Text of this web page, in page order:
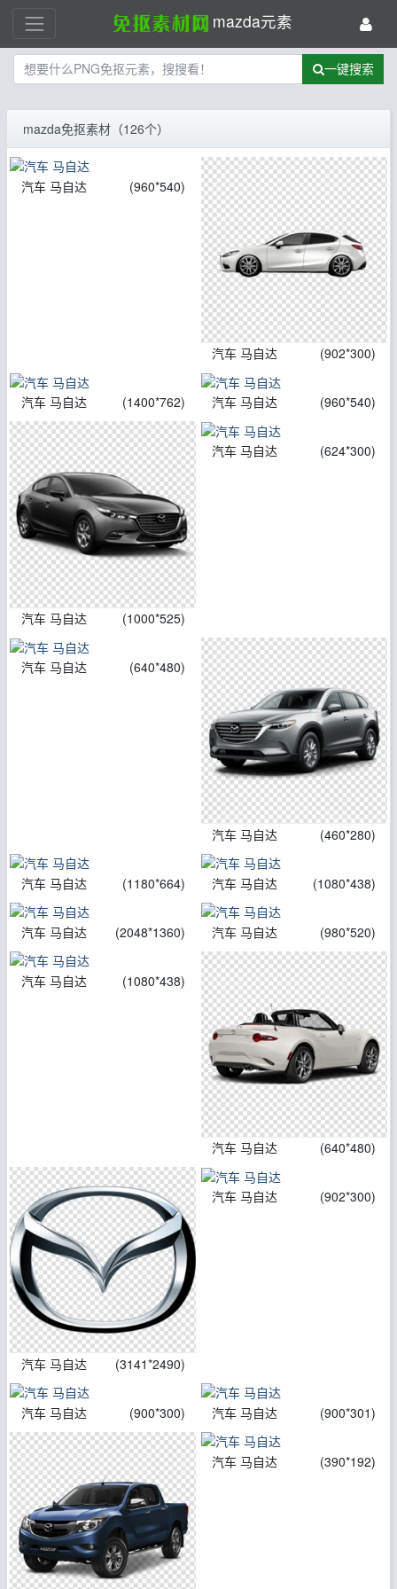
mazda元素
一键搜索
mazda免抠素材（126个）
汽车 马自达 (960*540)
汽车 马自达 (902*300)
汽车 马自达 (1400*762) 汽车 马自达 (960*540)
汽车 马自达 (1000*525)
汽车 马自达 (624*300)
汽车 马自达 (640*480)
汽车 马自达 (460*280)
汽车 马自达 (1180*664) 汽车 马自达 (1080*438)
汽车 马自达 (2048*1360) 汽车 马自达 (980*520)
汽车 马自达 (1080*438)
汽车 马自达 (640*480)
汽车 马自达 (3141*2490)
汽车 马自达 (902*300)
汽车 马自达 (900*300) 汽车 马自达 (900*301)
汽车 马自达 (390*192)